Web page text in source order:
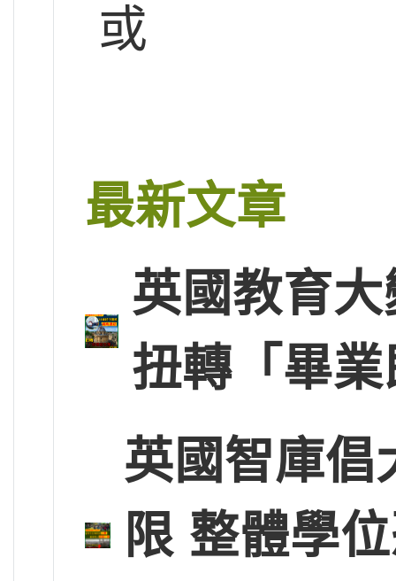
或
最新文章
英國教育
扭轉「畢
英國智庫倡
限 整體學